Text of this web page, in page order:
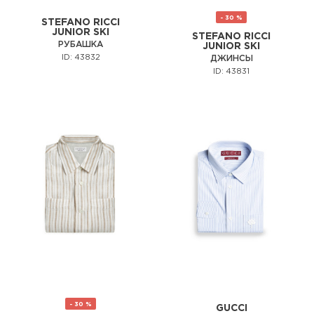
STEFANO RICCI
JUNIOR SKI
РУБАШКА
ID: 43832
- 30 %
STEFANO RICCI
JUNIOR SKI
ДЖИНСЫ
ID: 43831
- 30 %
GUCCI